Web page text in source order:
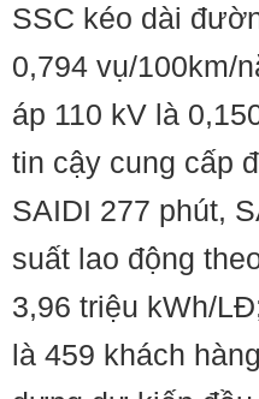
SSC kéo dài
0,794 vụ/100km/
áp 110 kV là
tin cậy cung cấp
SAIDI 277 phút,
suất lao động
3,96 triệu kWh/
là 459 khách